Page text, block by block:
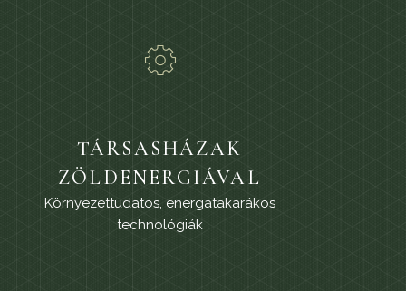
TÁRSASHÁZAK
ZÖLDENERGIÁVAL
Környezettudatos, energatakarákos
technológiák